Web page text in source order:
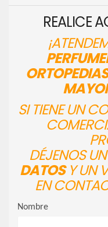
REALICE
SI TIENE UN
DÉJENOS UN
DATOSY UN
EN
Nombre